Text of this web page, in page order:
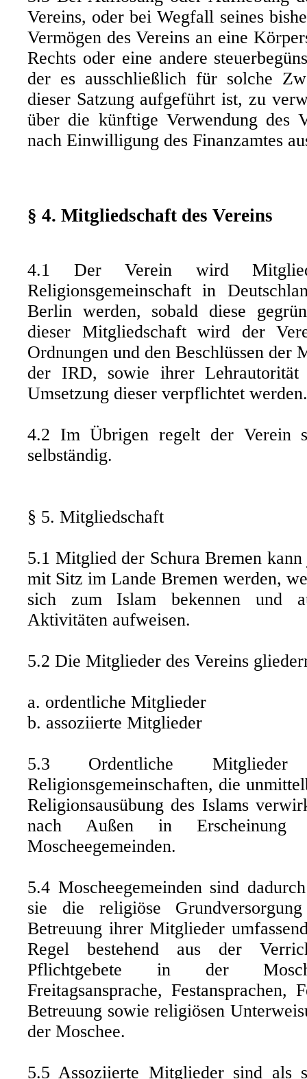
Vereins, oder bei Wegfall seines
Vermögen des Vereins an eine
Rechts oder eine andere
der es ausschließlich für solche
dieser Satzung aufgeführt ist, zu
über die künftige Verwendung des
nach Einwilligung des Finanzamtes
§ 4. Mitgliedschaft des Vereins
4.1 Der Verein wird
Religionsgemeinschaft in
Berlin werden, sobald diese
dieser Mitgliedschaft wird der
Ordnungen und den Beschlüssen der
der IRD, sowie ihrer
Umsetzung dieser verpflichtet werden.
4.2 Im Übrigen regelt der Verein
selbständig.
§ 5. Mitgliedschaft
5.1 Mitglied der Schura Bremen
mit Sitz im Lande Bremen werden,
sich zum Islam bekennen und
Aktivitäten aufweisen.
5.2 Die Mitglieder des Vereins
a. ordentliche Mitglieder
b. assoziierte Mitglieder
5.3 Ordentliche
Religionsgemeinschaften, die
Religionsausübung des Islams
nach Außen in
Moscheegemeinden.
5.4 Moscheegemeinden sind
sie die religiöse
Betreuung ihrer Mitglieder
Regel bestehend aus der
Pflichtgebete in der
Freitagsansprache, Festansprachen,
Betreuung sowie religiösen
der Moschee.
5.5 Assoziierte Mitglieder sind als